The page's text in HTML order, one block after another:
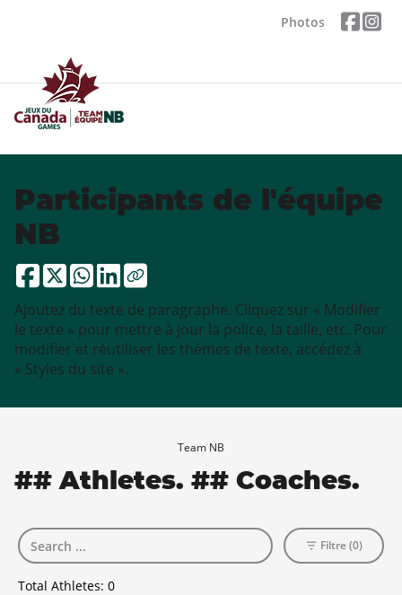
Photos
Participants de l'équipe
NB
Ajoutez du texte de paragraphe. Cliquez sur « Modifier
le texte » pour mettre à jour la police, la taille, etc. Pour
modifier et réutiliser les thèmes de texte, accédez à
« Styles du site ».
Team NB
## Athletes. ## Coaches.
Total Athletes: 0
Filtre (0)